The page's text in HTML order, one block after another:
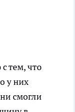
тем, что
у них
смогли